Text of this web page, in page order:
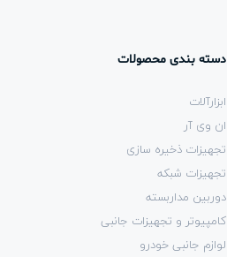
دسته بندی محصولات
ابزارآلات
ان وی آر
تجهیزات ذخیره سازی
تجهیزات شبکه
دوربین مداربسته
کامپیوتر و تجهیزات جانبی
لوازم جانبی خودرو